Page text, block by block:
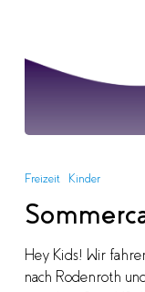
Freizeit Kinder
Hey Kids! Wir
nach Rodenroth